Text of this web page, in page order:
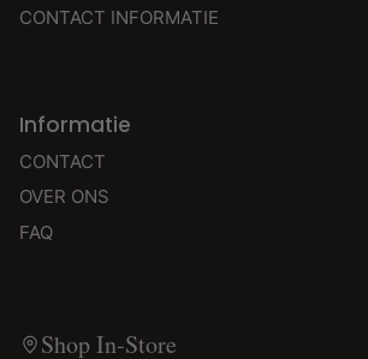
CONTACT INFORMATIE
Informatie
CONTACT
OVER ONS
FAQ
Shop In-Store